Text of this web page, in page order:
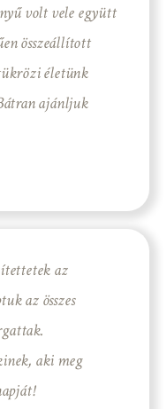
volt vele együtt
összeállított
életünk
ajánljuk
az
az összes
aki meg